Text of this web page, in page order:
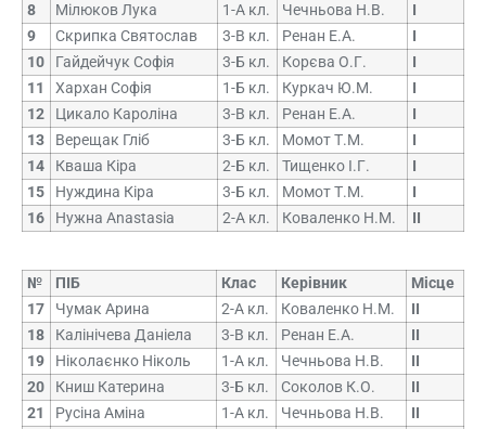
8
Мілюков Лука 1-А кл. Чечньова Н.В.
І
9
Скрипка Святослав 3-В кл. Ренан Е.А.
І
10
Гайдейчук Софія 3-Б кл. Корєва О.Г.
І
11
Хархан Софія 1-Б кл. Куркач Ю.М.
І
12
Цикало Кароліна 3-В кл. Ренан Е.А.
І
13
Верещак Гліб 3-Б кл. Момот Т.М.
І
14
Кваша Кіра 2-Б кл. Тищенко І.Г.
І
15
Нуждина Кіра 3-Б кл. Момот Т.М.
І
16
Нужна Anastasia 2-А кл. Коваленко Н.М. ІІ
№ ПІБ Клас Керівник
Місце
17
Чумак Арина 2-А кл. Коваленко Н.М.
ІІ
18
Калінічева Даніела 3-В кл. Ренан Е.А.
ІІ
19
Ніколаєнко Ніколь 1-А кл. Чечньова Н.В.
ІІ
20
Книш Катерина 3-Б кл. Соколов К.О.
ІІ
21
Русіна Аміна 1-А кл. Чечньова Н.В.
ІІ